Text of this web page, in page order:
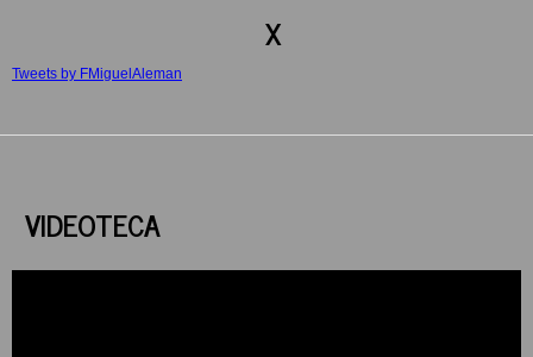
X
Tweets by FMiguelAleman
VIDEOTECA